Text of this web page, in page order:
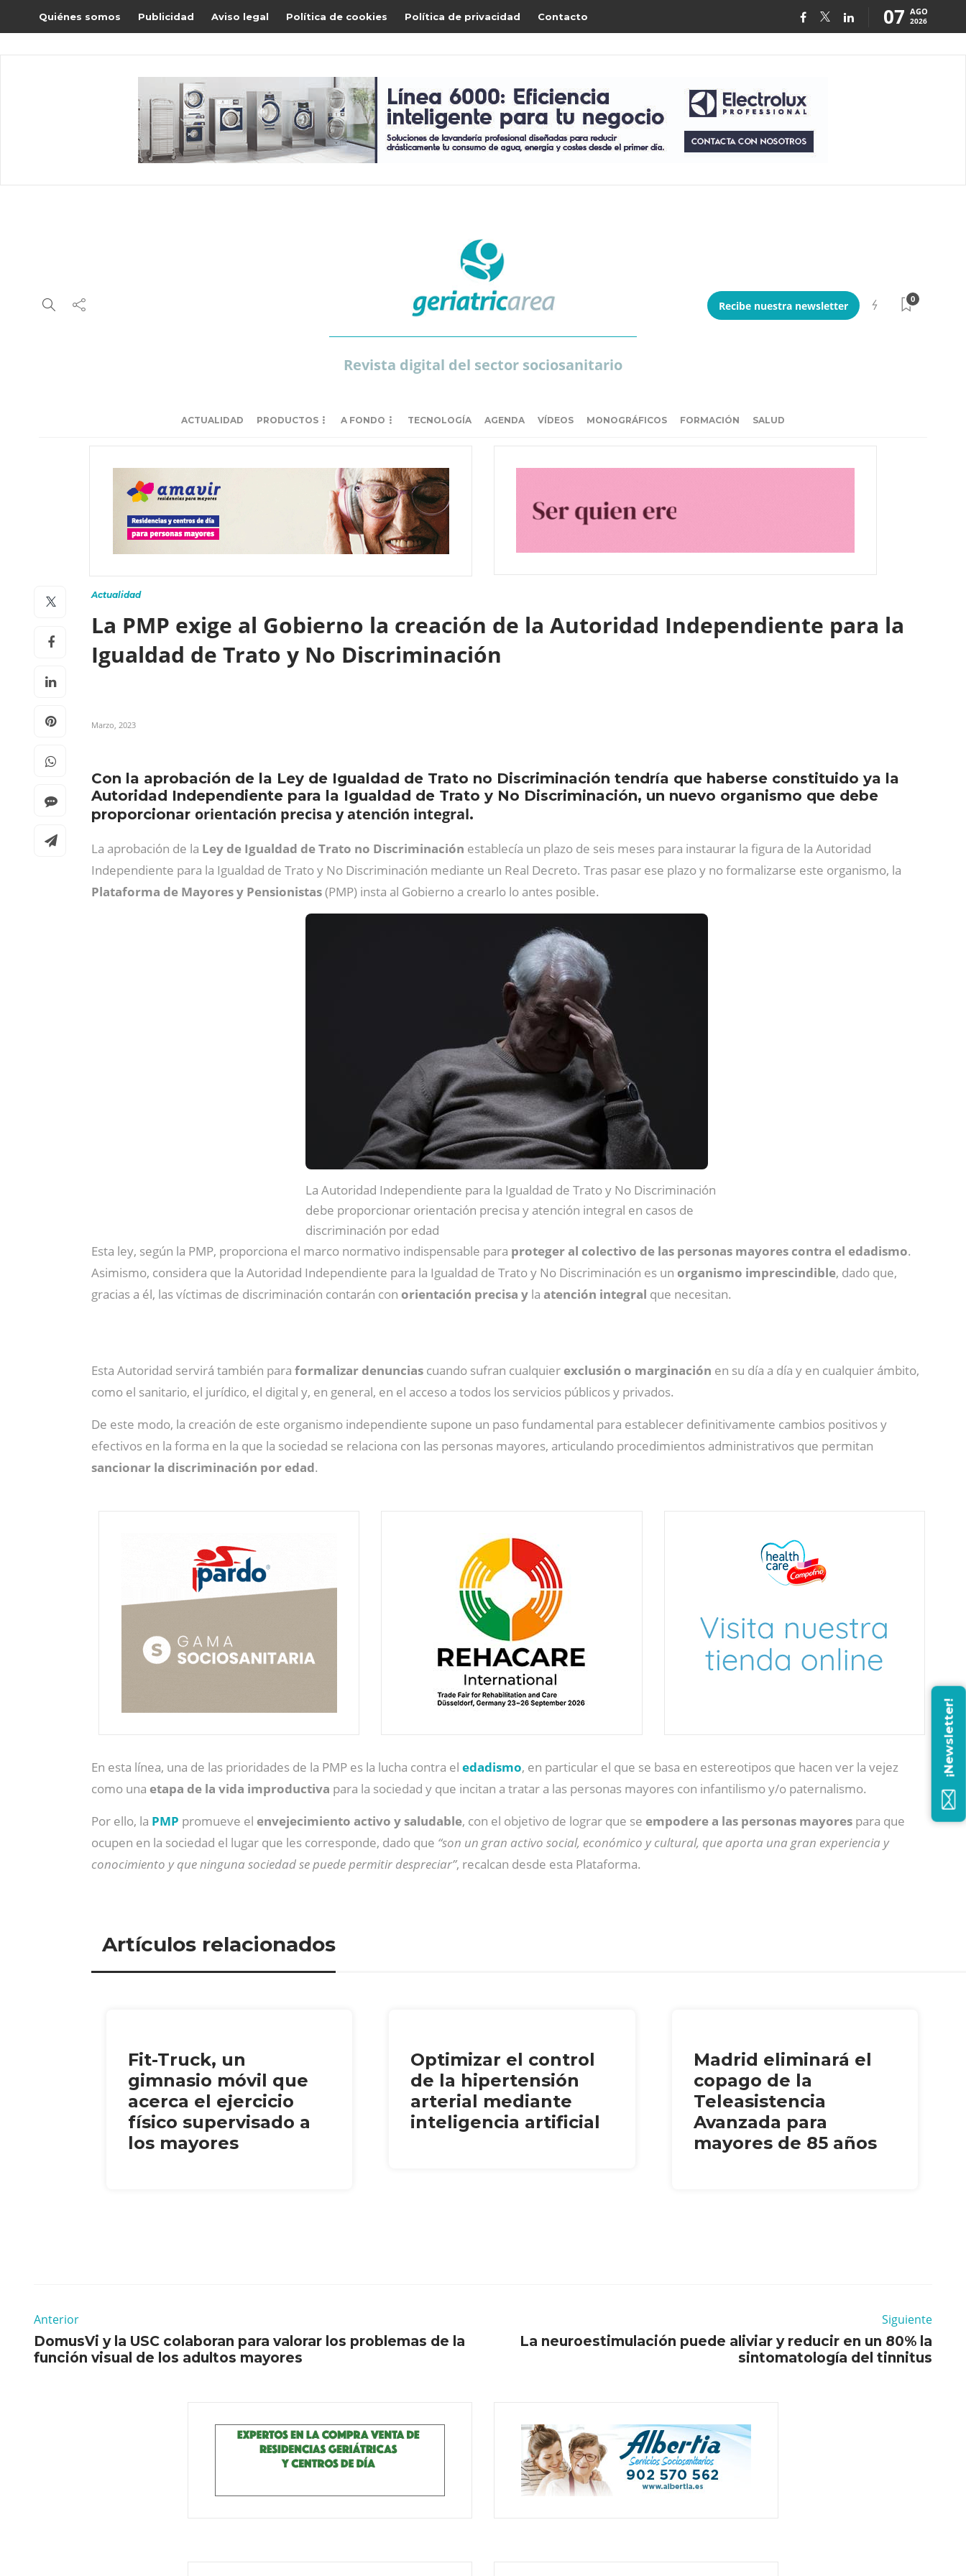
Quiénes somos Publicidad Aviso legal Política de cookies Política de privacidad Contacto 07 AGO
2026
Revista digital del sector sociosanitario
Recibe nuestra newsletter
0
ACTUALIDAD PRODUCTOS A FONDO TECNOLOGÍA AGENDA VÍDEOS MONOGRÁFICOS FORMACIÓN SALUD
Actualidad
La PMP exige al Gobierno la creación de la Autoridad Independiente para la
Igualdad de Trato y No Discriminación
Marzo, 2023
Con la aprobación de la Ley de Igualdad de Trato no Discriminación tendría que haberse constituido ya la
Autoridad Independiente para la Igualdad de Trato y No Discriminación, un nuevo organismo que debe
proporcionar orientación precisa y atención integral.
La aprobación de la Ley de Igualdad de Trato no Discriminación establecía un plazo de seis meses para instaurar la figura de la Autoridad
Independiente para la Igualdad de Trato y No Discriminación mediante un Real Decreto. Tras pasar ese plazo y no formalizarse este organismo, la
Plataforma de Mayores y Pensionistas(PMP) insta al Gobierno a crearlo lo antes posible.
La Autoridad Independiente para la Igualdad de Trato y No Discriminación
debe proporcionar orientación precisa y atención integral en casos de
discriminación por edad
Esta ley, según la PMP, proporciona el marco normativo indispensable para proteger al colectivo de las personas mayores contra el edadismo.
Asimismo, considera que la Autoridad Independiente para la Igualdad de Trato y No Discriminación es un organismo imprescindible, dado que,
gracias a él, las víctimas de discriminación contarán con orientación precisa y la atención integral que necesitan.
Esta Autoridad servirá también para formalizar denuncias cuando sufran cualquierexclusión o marginación en su día a día y en cualquier ámbito,
como el sanitario, el jurídico, el digital y, en general, en el acceso a todos los servicios públicos y privados.
De este modo, la creación de este organismo independiente supone un paso fundamental para establecer definitivamente cambios positivos y
efectivos en la forma en la que la sociedad se relaciona con las personas mayores, articulando procedimientos administrativos que permitan
sancionar la discriminación por edad.
En esta línea, una de las prioridades de la PMP es la lucha contra el edadismo, en particular el que se basa en estereotipos que hacen ver la vejez
como una etapa de la vida improductiva para la sociedad y que incitan a tratar a las personas mayores con infantilismo y/o paternalismo.
Por ello, la PMP promueve el envejecimiento activo y saludable, con el objetivo de lograr que se empodere a las personas mayores para que
ocupen en la sociedad el lugar que les corresponde, dado que “son un gran activo social, económico y cultural, que aporta una gran experiencia y
conocimiento y que ninguna sociedad se puede permitir despreciar”, recalcan desde esta Plataforma.
Artículos relacionados
Fit-Truck, un
gimnasio móvil que
acerca el ejercicio
físico supervisado a
los mayores
Optimizar el control
de la hipertensión
arterial mediante
inteligencia artificial
Madrid eliminará el
copago de la
Teleasistencia
Avanzada para
mayores de 85 años
Anterior
DomusVi y la USC colaboran para valorar los problemas de la
función visual de los adultos mayores
Siguiente
La neuroestimulación puede aliviar y reducir en un 80% la
sintomatología del tinnitus
¡Newsletter!